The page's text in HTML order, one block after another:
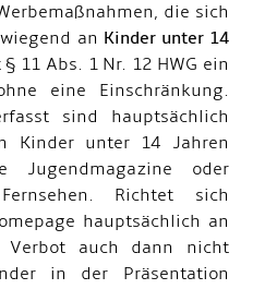
die sich
an Kinder unter 14
11 Abs. 1 Nr. 12 HWG ein
eine Einschränkung.
sind hauptsächlich
Kinder unter 14 Jahren
Jugendmagazine oder
Richtet sich
hauptsächlich an
Verbot auch dann nicht
in der Präsentation